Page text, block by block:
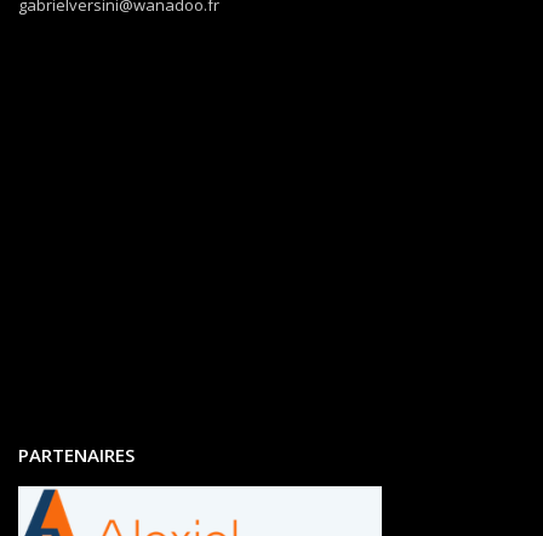
gabrielversini@wanadoo.fr
PARTENAIRES